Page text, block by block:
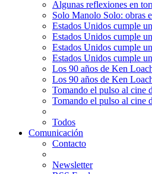
Algunas reflexiones en
Solo Manolo Solo: obras
Estados Unidos cumple
Estados Unidos cumple
Estados Unidos cumple
Estados Unidos cumple
Los 90 años de Ken
Los 90 años de Ken
Tomando el pulso al
Tomando el pulso al cine
Todos
Comunicación
Contacto
Newsletter